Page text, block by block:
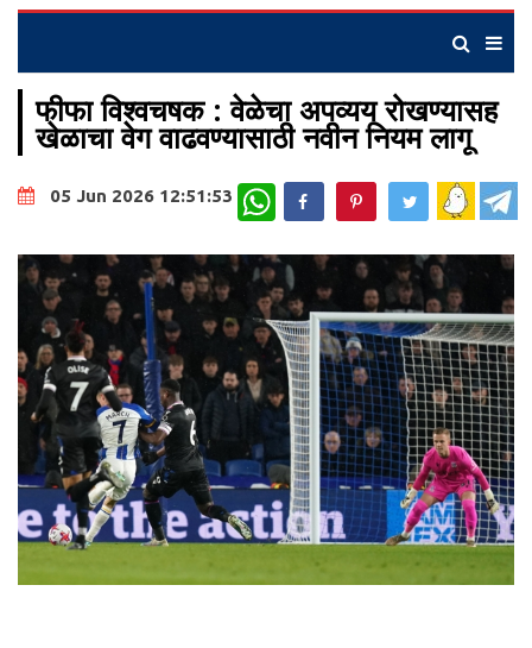
फीफा विश्वचषक : वेळेचा अपव्यय रोखण्यासह
खेळाचा वेग वाढवण्यासाठी नवीन नियम लागू
05 Jun 2026 12:51:53 WhatsApp